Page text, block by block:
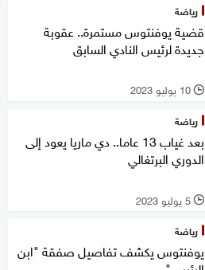
رياضة
قضية يوفنتوس مستمرة.. عقوبة
جديدة لرئيس النادي السابق
l 10 يوليو 2023
رياضة
بعد غياب 13 عاما.. دي ماريا يعود إلى
الدوري البرتغالي
l 5 يوليو 2023
رياضة
يوفنتوس يكشف تفاصيل صفقة "ابن